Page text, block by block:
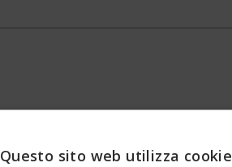
Questo sito web utilizza cookie